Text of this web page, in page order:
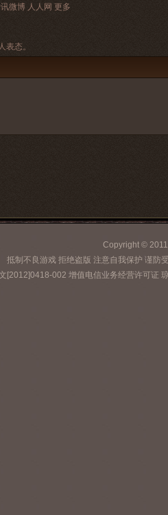
微博 人人网 更多
人表态。
Copyright ©
抵制不良游戏 拒绝盗版 注意自我保护 谨防
[2012]0418-002 增值电信业务经营许可证